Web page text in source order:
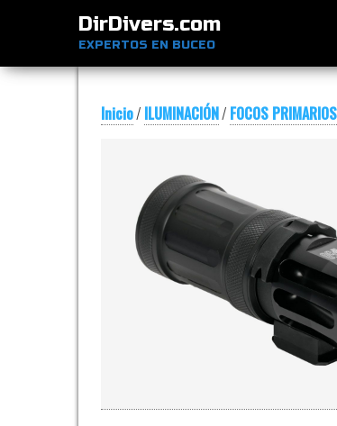
DirDivers.com
EXPERTOS EN BUCEO
Inicio/ ILUMINACIÓN/ FOCOS PRIMARIOS